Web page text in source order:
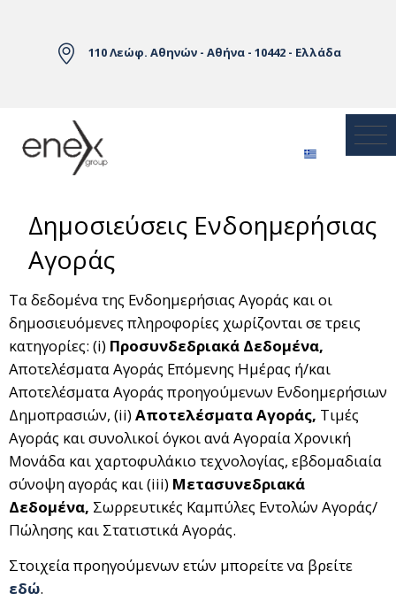
110 Λεώφ. Αθηνών - Αθήνα - 10442 - Ελλάδα
Δημοσιεύσεις Ενδοημερήσιας
Αγοράς
Τα δεδομένα της Ενδοημερήσιας Αγοράς και οι
δημοσιευόμενες πληροφορίες χωρίζονται σε τρεις
κατηγορίες: (i) Προσυνδεδριακά Δεδομένα,
Αποτελέσματα Αγοράς Επόμενης Ημέρας ή/και
Αποτελέσματα Αγοράς προηγούμενων Ενδοημερήσιων
Δημοπρασιών, (ii)Αποτελέσματα Αγοράς, Τιμές
Αγοράς και συνολικοί όγκοι ανά Αγοραία Χρονική
Μονάδα και χαρτοφυλάκιο τεχνολογίας, εβδομαδιαία
σύνοψη αγοράς και (iii) Μετασυνεδριακά
Δεδομένα, Σωρρευτικές Καμπύλες Εντολών Αγοράς/
Πώλησης και Στατιστικά Αγοράς.
Στοιχεία προηγούμενων ετών μπορείτε να βρείτε
εδώ.